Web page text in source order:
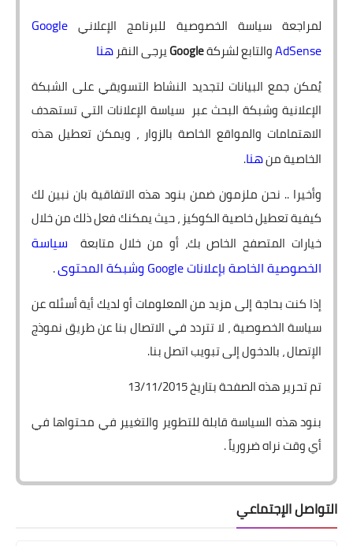
لمراجعة سياسة الخصوصية للبرنامج الإعلاني Google
AdSenseوالتابع لشركةGoogleيرجى النقر هنا
يُمكن جمع البيانات لتجديد النشاط التسويقي على الشبكة
الإعلانية وشبكة البحث عبر سياسة الإعلانات التي تستهدف
الاهتمامات والمواقع الخاصة بالزوار ، ويمكن تعطيل هذه
الخاصية منهنا.
وأخيرا .. نحن ملزمون ضمن بنود هذه الاتفاقية بان نبين لك
كيفية تعطيل خاصية الكوكيز ، حيث يمكنك فعل ذلك من خلال
خيارات المتصفح الخاص بك، أو من خلال متابعة سياسة
الخصوصية الخاصة بإعلانات Google وشبكة المحتوى
.
إذا كنت بحاجة إلى مزيد من المعلومات أو لديك أية أسئله عن
سياسة الخصوصية ، لا تتردد في الاتصال بنا عن طريق نموذج
الإتصال ، بالدخول إلى تبويب اتصل بنا.
تم تحرير هذه الصفحة بتاريخ 13/11/2015
بنود هذه السياسة قابلة للتطوير والتغيير في محتواها في
أي وقت نراه ضرورياً .
التواصل الإجتماعي